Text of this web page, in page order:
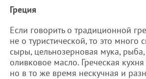
Греция
Если говорить о традиционной
не о туристической, то это много
сыры, цельнозерновая мука,
оливковое масло. Греческая
но в то же время нескучная и